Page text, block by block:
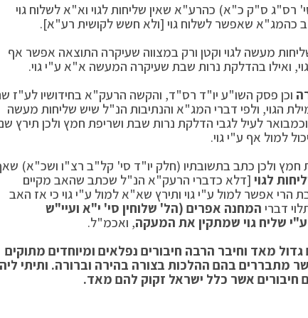
ס"ק כ"א) כהרע"א שאין שליחות לגוי וא"א לשלוח גוי
שאפשר לשלוח גוי [ולא חשש לקושית רע"א].
מעשה לגוי וקטן ורק במצווה שעיקרה התוצאה אפשר אף
ואילו בהדלקת נרות שבת שעיקרה המעשה א"א ע"י גוי.
וכן פסק השו"ע יו"ד רס"ד, והקשה הרעק"א בחידושיו לע"ז
הגוי, ולפי דברי המג"א והנתיבות הנ"ל שיש שליחות מעשה
לעיל לגבי הדלקת נרות שבת ושריפת חמץ ולכן תירץ
למול אף ע"י גוי.
חמץ ולכן כתב בתשובתיו (חלק יו"ד סי' קל"ב רצ"ו ושכ"א)
לגוי [דלא כדברי הרעק"א הנ"ל שכתב שהאב מקיים
הרי אפשר למול ע"י גוי ותירץ שא"א למול ע"י גוי כי אז האב
דברי המחנה אפרים (הל' שלוחין סי' י"א ועיי"ש
שליח גוי שמתקין את המעקה, ואכמ"ל.
מאד וחיבר הרבה חיבורים נפלאים ומיוחדים מתוקים
מתבררים בהם ההלכות בצורה בהירה וברורה. ותיתי ליה
חיבורים אשר כלל ישראל זקוק להם מאד.